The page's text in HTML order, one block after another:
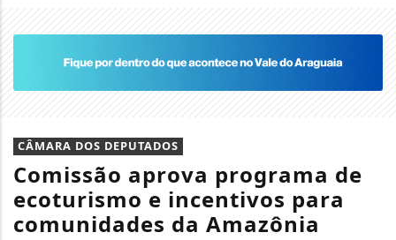
CÂMARA DOS DEPUTADOS
Comissão aprova programa de
ecoturismo e incentivos para
comunidades da Amazônia